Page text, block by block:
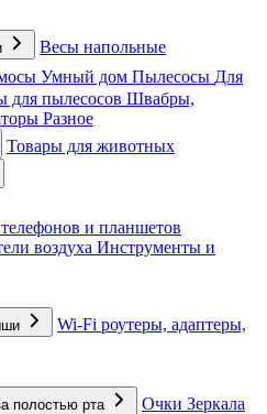
Весы напольные
Умный дом Пылесосы Для
для пылесосов Швабры,
Разное
Товары для животных
и планшетов
воздуха Инструменты и
Wi-Fi роутеры, адаптеры,
полостью рта Очки Зеркала